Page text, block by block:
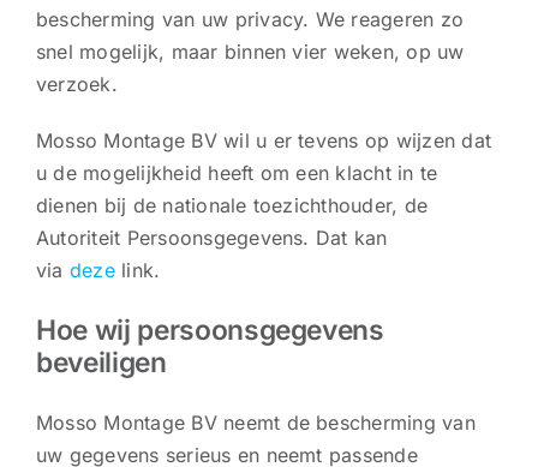
bescherming van uw privacy. We reageren zo
snel mogelijk, maar binnen vier weken, op uw
verzoek.
Mosso Montage BV wil u er tevens op wijzen dat
u de mogelijkheid heeft om een klacht in te
dienen bij de nationale toezichthouder, de
Autoriteit Persoonsgegevens. Dat kan
via dezelink.
Hoe wij persoonsgegevens
beveiligen
Mosso Montage BV neemt de bescherming van
uw gegevens serieus en neemt passende